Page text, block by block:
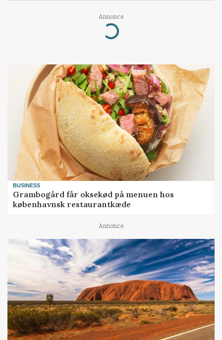
Annonce
Loading...
BUSINESS
Grambogård får oksekød på menuen hos
københavnsk restaurantkæde
Annonce